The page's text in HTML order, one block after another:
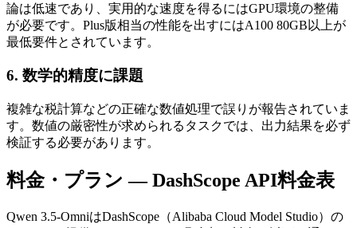
論は低速であり、実用的な速度を得るにはGPU環境の整備
が必要です。Plus版相当の性能を出すにはA100 80GB以上が
最低要件とされています。
6. 数学的精度に課題
複雑な税計算などの正確な数値処理で誤りが報告されていま
す。数値の厳密性が求められるタスクでは、出力結果を必ず
検証する必要があります。
料金・プラン — DashScope API料金表
Qwen 3.5-OmniはDashScope（Alibaba Cloud Model Studio）の